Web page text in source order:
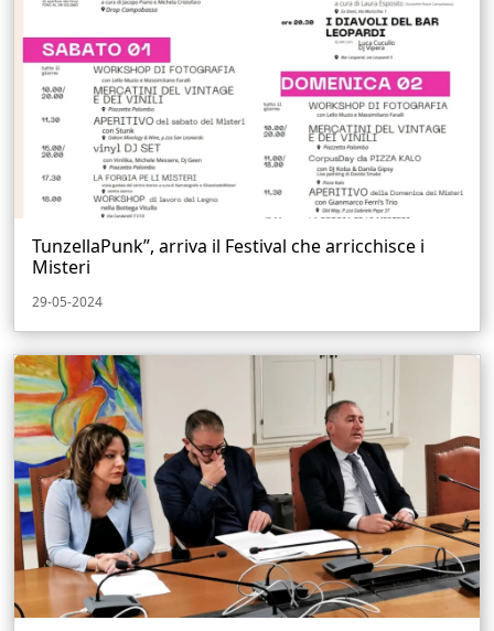
TunzellaPunk”, arriva il Festival che arricchisce i
Misteri
29-05-2024